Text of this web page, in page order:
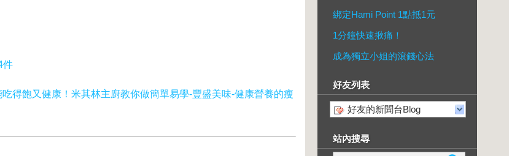
件
得飽又健康！米其林主廚教你做簡單易學-豐盛美味-健康營養的瘦
綁定Hami Point 1點抵1元
1分鐘快速揪痛！
成為獨立小姐的滾錢心法
好友列表
好友的新聞台Blog
站內搜尋